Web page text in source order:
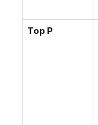
Top P